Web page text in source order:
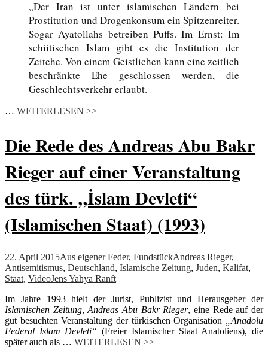
„Der Iran ist unter islamischen Ländern bei
Prostitution und Drogenkonsum ein Spitzenreiter.
Sogar Ayatollahs betreiben Puffs. Im Ernst: Im
schiitischen Islam gibt es die Institution der
Zeitehe. Von einem Geistlichen kann eine zeitlich
beschränkte Ehe geschlossen werden, die
Geschlechtsverkehr erlaubt.
… WEITERLESEN >>
Die Rede des Andreas Abu Bakr
Rieger auf einer Veranstaltung
des türk. „İslam Devleti“
(Islamischen Staat) (1993)
22. April 2015Aus eigener Feder, FundstückAndreas Rieger,
Antisemitismus, Deutschland, Islamische Zeitung, Juden, Kalifat,
Staat, VideoJens Yahya Ranft
Im Jahre 1993 hielt der Jurist, Publizist und Herausgeber der
Islamischen Zeitung,Andreas Abu Bakr Rieger, eine Rede auf der
gut besuchten Veranstaltung der türkischen Organisation
„Anadolu
Federal İslam Devleti“ (Freier Islamischer Staat Anatoliens), die
später auch als … WEITERLESEN >>